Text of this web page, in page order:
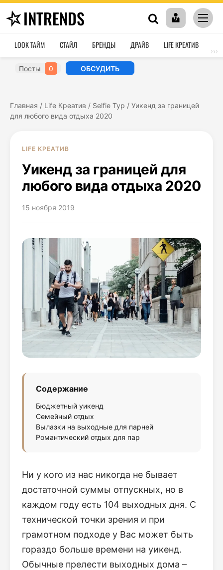
INTRENDS
LOOK ТАЙМ СТАЙЛ БРЕНДЫ ДРАЙВ LIFE КРЕАТИВ
›››
Посты 0 ОБСУДИТЬ
Главная / Life Креатив / Selfie Тур / Уикенд за границей
для любого вида отдыха 2020
LIFE КРЕАТИВ
Уикенд за границей для
любого вида отдыха 2020
15 ноября 2019
Содержание
Бюджетный уикенд
Семейный отдых
Вылазки на выходные для парней
Романтический отдых для пар
Ни у кого из нас никогда не бывает
достаточной суммы отпускных, но в
каждом году есть 104 выходных дня. С
технической точки зрения и при
грамотном подходе у Вас может быть
гораздо больше времени на уикенд.
Обычные прелести выходных дома –